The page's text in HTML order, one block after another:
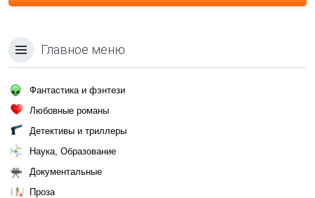
Главное меню
Фантастика и фэнтези
Любовные романы
Детективы и триллеры
Наука, Образование
Документальные
Проза